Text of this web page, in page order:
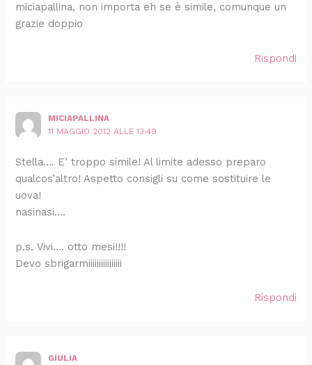
miciapallina, non importa eh se è simile, comunque un
grazie doppio
Rispondi
MICIAPALLINA
11 MAGGIO 2012 ALLE 13:49
Stella…. E’ troppo simile! Al limite adesso preparo
qualcos’altro! Aspetto consigli su come sostituire le
uova!
nasinasi….
p.s. Vivi…. otto mesi!!!!
Devo sbrigarmiiiiiiiiiiiiiiii
Rispondi
GIULIA